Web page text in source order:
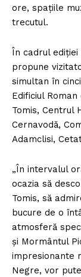
ore, spaţiile
trecutul.
În cadrul
propune
simultan în
Edificiul
Tomis, Centrul
Cernavodă,
Adamclisi,
„În intervalul
ocazia să
Tomis, să
bucure de o
atmosferă
şi Mormântul
impresionante
Negre, vor